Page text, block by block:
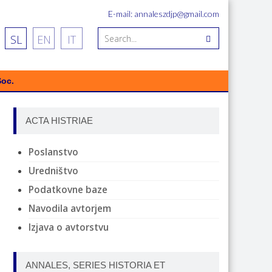
E-mail: annaleszdjp@gmail.com
SL EN IT
ACTA HISTRIAE
Poslanstvo
Uredništvo
Podatkovne baze
Navodila avtorjem
Izjava o avtorstvu
ANNALES, SERIES HISTORIA ET